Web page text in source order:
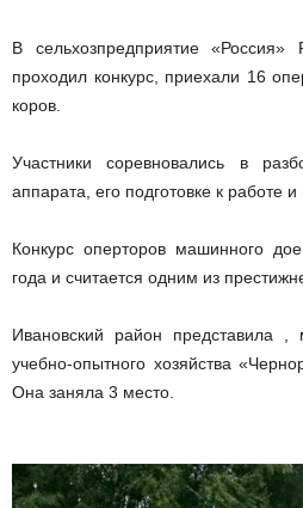
В сельхозпредприятие «Россия»
проходил конкурс, приехали 16
коров.
Участники соревновались в
аппарата, его подготовке к работе и
Конкурс оперторов машинного
года и считается одним из
Ивановский район представила
учебно-опытного хозяйства
Она заняла 3 место.